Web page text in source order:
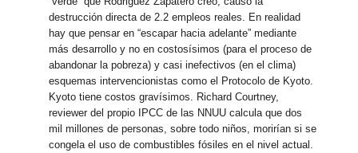
destrucción directa de 2.2 empleos reales. En realidad
hay que pensar en “escapar hacia adelante” mediante
más desarrollo y no en costosísimos (para el proceso de
abandonar la pobreza) y casi inefectivos (en el clima)
esquemas intervencionistas como el Protocolo de Kyoto.
Kyoto tiene costos gravísimos. Richard Courtney,
reviewer del propio IPCC de las NNUU calcula que dos
mil millones de personas, sobre todo niños, morirían si se
congela el uso de combustibles fósiles en el nivel actual.